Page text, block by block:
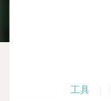
工具